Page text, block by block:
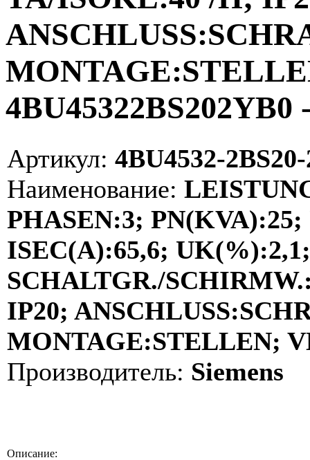
Артикул: 4BU4532-
Наименование:
PHASEN:3;
ISEC(A):65,6;
SCHALTGR./
IP20;
MONTAGE:STELLEN;
Производитель: Siemens
Описание: